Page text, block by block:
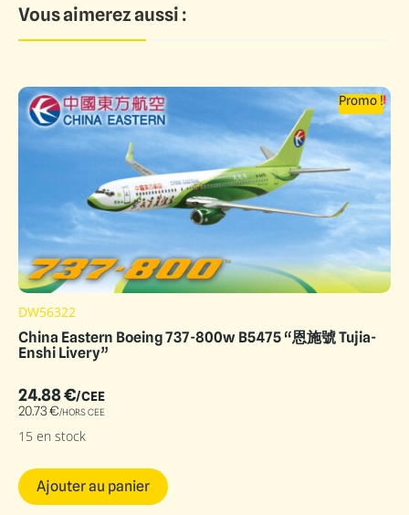
Vous aimerez aussi :
Promo !
DW56322
China Eastern Boeing 737-800w B5475 “恩施號 Tujia-
Enshi Livery”
24.88€/CEE
20.73€/HORS CEE
15 en stock
Ajouter au panier